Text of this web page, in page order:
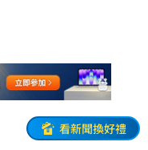
看新聞換好禮